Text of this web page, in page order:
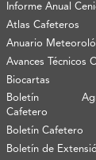
Informe Anual
Atlas Cafeteros
Anuario
Avances Técnicos
Biocartas
Boletín
Cafetero
Boletín Cafetero
Boletín de